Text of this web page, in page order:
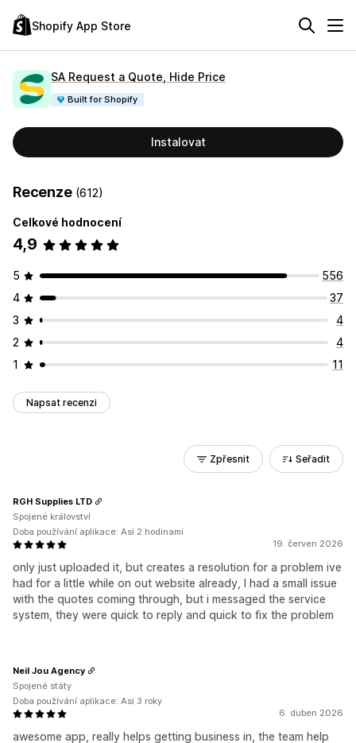
Shopify App Store
SA Request a Quote, Hide Price
Built for Shopify
Instalovat
Recenze (612)
Celkové hodnocení
4,9
5
556
4
37
3
4
2
4
1
11
Napsat recenzi
Zpřesnit Seřadit
19. červen 2026
only just uploaded it, but creates a resolution for a problem ive
had for a little while on out website already, I had a small issue
with the quotes coming through, but i messaged the service
system, they were quick to reply and quick to fix the problem
RGH Supplies LTD
Spojené království
Doba používání aplikace: Asi 2 hodinami
6. duben 2026
awesome app, really helps getting business in, the team help
Neil Jou Agency
Spojené státy
Doba používání aplikace: Asi 3 roky